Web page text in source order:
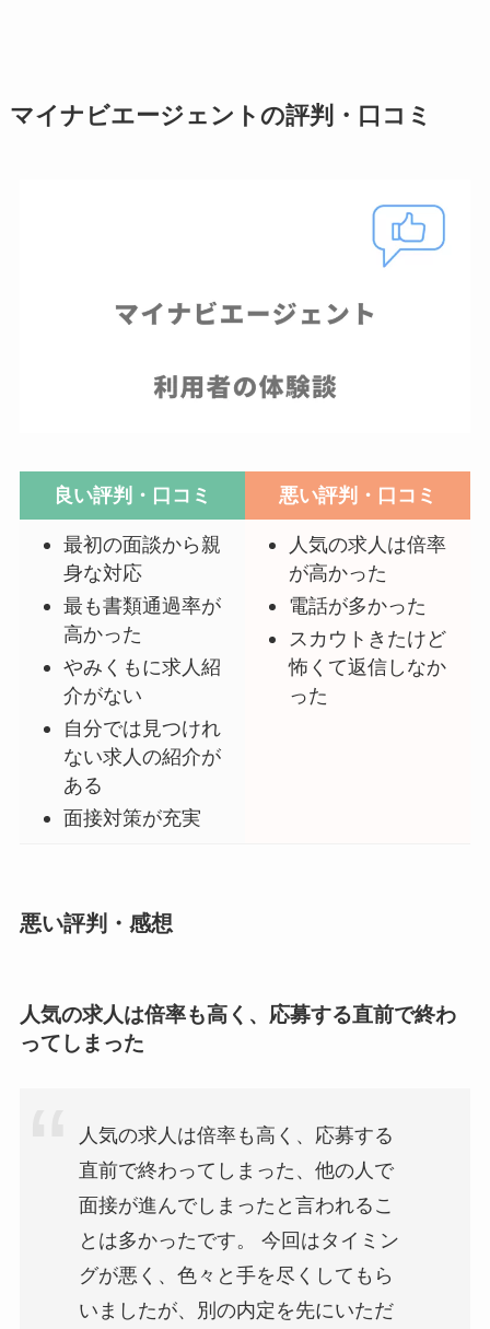
マイナビエージェントの評判・口コミ
良い評判・口コミ 悪い評判・口コミ
最初の面談から親
身な対応
最も書類通過率が
高かった
やみくもに求人紹
介がない
自分では見つけれ
ない求人の紹介が
ある
面接対策が充実
人気の求人は倍率
が高かった
電話が多かった
スカウトきたけど
怖くて返信しなか
った
悪い評判・感想
人気の求人は倍率も高く、応募する直前で終わ
ってしまった
人気の求人は倍率も高く、応募する
直前で終わってしまった、他の人で
面接が進んでしまったと言われるこ
とは多かったです。 今回はタイミン
グが悪く、色々と手を尽くしてもら
いましたが、別の内定を先にいただ